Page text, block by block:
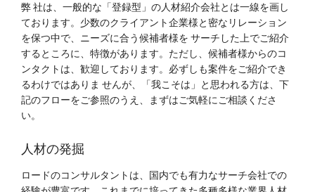
弊 社は、一般的な「登録型」の人材紹介会社とは一線を画し
ております。少数のクライアント企業様と密なリレーション
を保つ中で、ニーズに合う候補者様を サーチした上でご紹介
するところに、特徴があります。ただし、候補者様からのコ
ンタクトは、歓迎しております。必ずしも案件をご紹介でき
るわけではありま せんが、「我こそは」と思われる方は、下
記のフローをご参照のうえ、まずはご気軽にご相談くださ
い。
人材の発掘
ロードのコンサルタントは、国内でも有力なサーチ会社での